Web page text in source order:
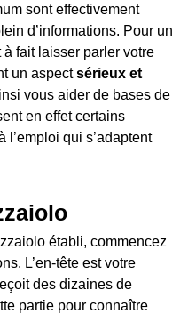
sont effectivement
d’informations. Pour un
fait laisser parler votre
un aspectsérieux et
vous aider de bases de
en effet certains
l’emploi qui s’adaptent
établi, commencez
L’en-tête est votre
des dizaines de
partie pour connaître